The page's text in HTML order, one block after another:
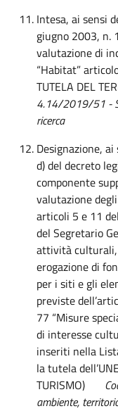
Intesa, ai sensi
giugno 2003, n.
valutazione di
“Habitat”
TUTELA DEL
4.14/2019/51 -
ricerca
Designazione,
d) del decreto
componente
valutazione
articoli 5 e 11
del Segretario
attività
erogazione di
per i siti e gli
previste
77 “Misure
di interesse
inseriti nella
la tutela
TURISMO)
ambiente,